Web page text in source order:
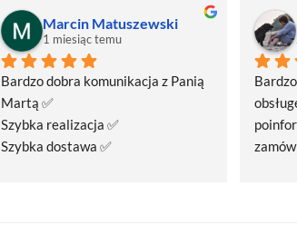
Marcin Matuszewski
1 miesiąc temu
Bardzo dobra komunikacja z Panią
Martą ✅
Szybka realizacja ✅
Szybka dostawa ✅